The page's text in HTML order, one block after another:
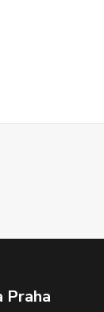
Praha